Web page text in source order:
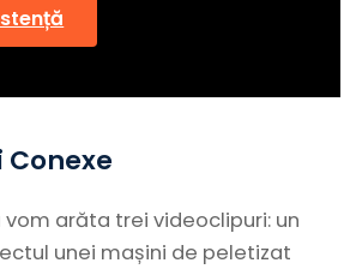
arăta trei videoclipuri: un
unei mașini de peletizat